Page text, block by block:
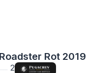
Rot 2019
2